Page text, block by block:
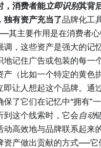
，消费者能立即识别其背
独有资产充当了品牌化工
其主要作用是在消费者心
调，这些资产是强大的记
地记住广告或包装的每一
产（比如一个特定的黄色
即让人想起这个品牌。通
保了它们在记忆中“拥有”
到这个线索时，它会自动
动高效地与品牌联系起来
资产做出贡献的方式——它